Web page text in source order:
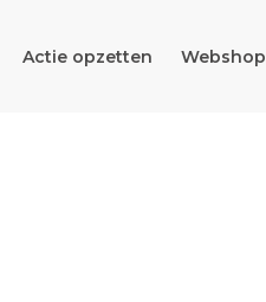
Actie opzetten Webshop